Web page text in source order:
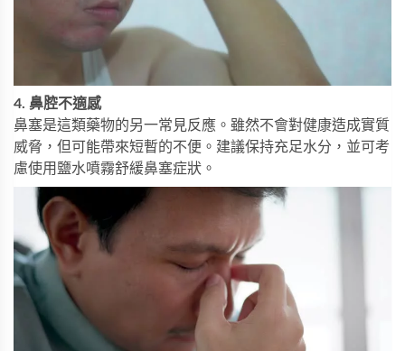
4. 鼻腔不適感
鼻塞是這類藥物的另一常見反應。雖然不會對健康造成實質
威脅，但可能帶來短暫的不便。建議保持充足水分，並可考
慮使用鹽水噴霧舒緩鼻塞症狀。